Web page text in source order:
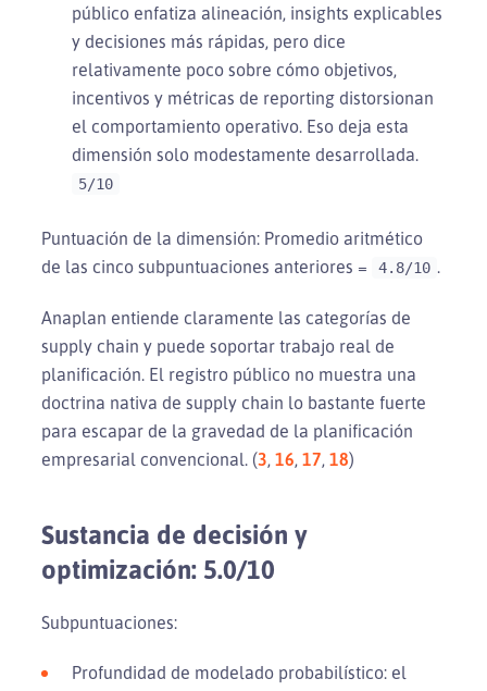
público enfatiza alineación, insights explicables
y decisiones más rápidas, pero dice
relativamente poco sobre cómo objetivos,
incentivos y métricas de reporting distorsionan
el comportamiento operativo. Eso deja esta
dimensión solo modestamente desarrollada.
5/10
Puntuación de la dimensión: Promedio aritmético
de las cinco subpuntuaciones anteriores =
4.8/10 .
Anaplan entiende claramente las categorías de
supply chain y puede soportar trabajo real de
planificación. El registro público no muestra una
doctrina nativa de supply chain lo bastante fuerte
para escapar de la gravedad de la planificación
empresarial convencional. (3, 16, 17, 18)
Sustancia de decisión y
optimización: 5.0/10
Subpuntuaciones:
Profundidad de modelado probabilístico: el